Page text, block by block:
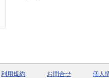
利用規約 お問合せ 個人